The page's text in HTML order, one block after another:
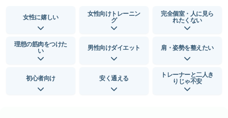
女性に嬉しい
女性向けトレーニン
グ
完全個室・人に見ら
れたくない
理想の筋肉をつけた
い
男性向けダイエット 肩・姿勢を整えたい
初心者向け 安く通える
トレーナーと二人き
りじゃ不安